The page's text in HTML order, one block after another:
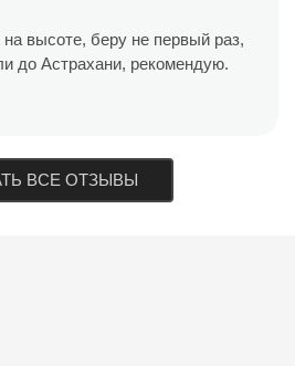
высоте, беру не первый раз,
до Астрахани, рекомендую.
ВСЕ ОТЗЫВЫ